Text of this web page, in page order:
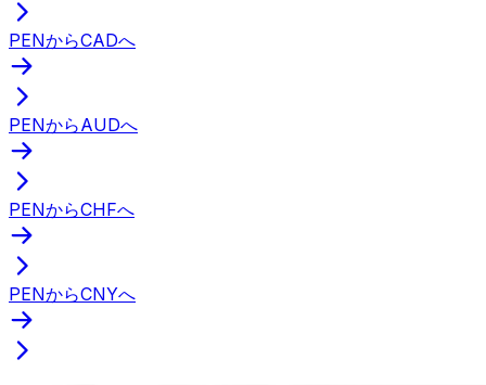
PENからCADへ
PENからAUDへ
PENからCHFへ
PENからCNYへ